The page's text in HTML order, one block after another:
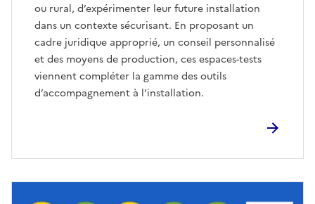
ou rural, d’expérimenter leur future installation
dans un contexte sécurisant. En proposant un
cadre juridique approprié, un conseil personnalisé
et des moyens de production, ces espaces-tests
viennent compléter la gamme des outils
d’accompagnement à l’installation.